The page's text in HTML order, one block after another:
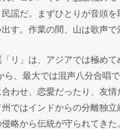
謡だ。まずひとりが音頭
す。作業の間、山は歌声で
リ」は、アジアでは極め
ら、最大では混声八分合唱
わせ、恋愛だったり、友
ではインドからの分離独
略から伝統が守られてき